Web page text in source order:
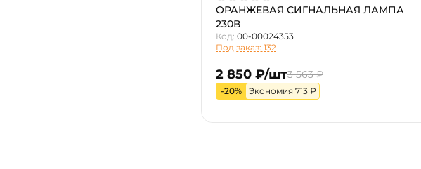
ОРАНЖЕВАЯ СИГНАЛЬНАЯ ЛАМПА
230В
Код: 00-00024353
Под заказ: 132
2 850 ₽/шт3 563 ₽
-20% Экономия 713 ₽